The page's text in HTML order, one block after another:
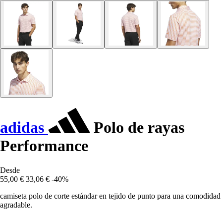
adidas
Polo de rayas
Performance
Desde
55,00 € 33,06 € -40%
camiseta polo de corte estándar en tejido de punto para una comodidad
agradable.